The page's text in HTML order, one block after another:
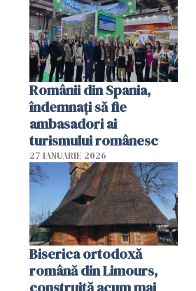
română"
Românii din Spania,
îndemnați să fie
ambasadori ai
turismului românesc
27 IANUARIE 2026
Biserica ortodoxă
română din Limours,